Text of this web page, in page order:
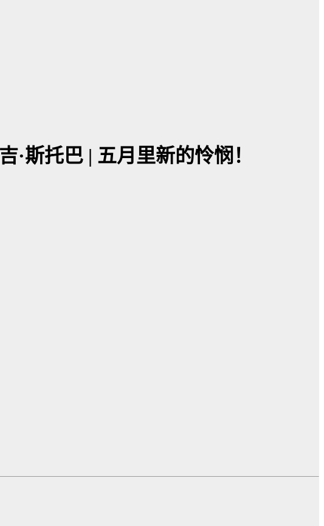
斯托巴 | 五月里新的怜悯！